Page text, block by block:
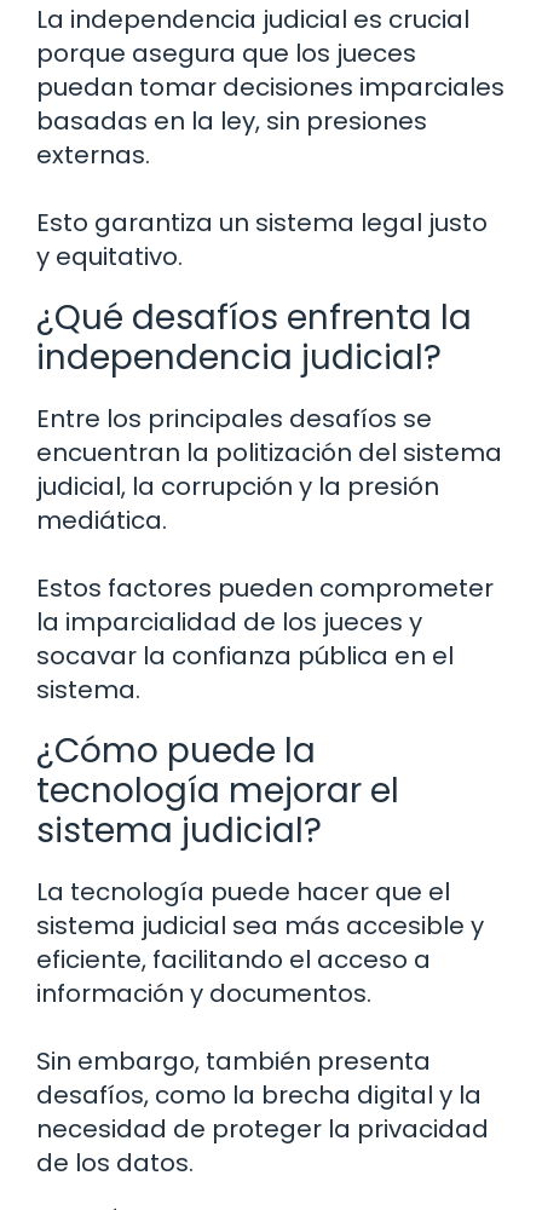
La independencia judicial es crucial
porque asegura que los jueces
puedan tomar decisiones imparciales
basadas en la ley, sin presiones
externas.
Esto garantiza un sistema legal justo
y equitativo.
¿Qué desafíos enfrenta la
independencia judicial?
Entre los principales desafíos se
encuentran la politización del sistema
judicial, la corrupción y la presión
mediática.
Estos factores pueden comprometer
la imparcialidad de los jueces y
socavar la confianza pública en el
sistema.
¿Cómo puede la
tecnología mejorar el
sistema judicial?
La tecnología puede hacer que el
sistema judicial sea más accesible y
eficiente, facilitando el acceso a
información y documentos.
Sin embargo, también presenta
desafíos, como la brecha digital y la
necesidad de proteger la privacidad
de los datos.